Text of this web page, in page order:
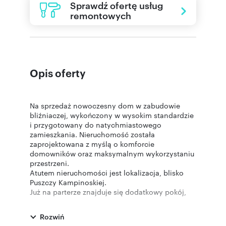
Sprawdź ofertę usług
remontowych
Opis oferty
Na sprzedaż nowoczesny dom w zabudowie
bliźniaczej, wykończony w wysokim standardzie
i przygotowany do natychmiastowego
zamieszkania. Nieruchomość została
zaprojektowana z myślą o komforcie
domowników oraz maksymalnym wykorzystaniu
przestrzeni.
Atutem nieruchomości jest lokalizacja, blisko
Puszczy Kampinoskiej.
Już na parterze znajduje się dodatkowy pokój,
łazienka z bez progowym prysznicem, co czyni
Rozwiń